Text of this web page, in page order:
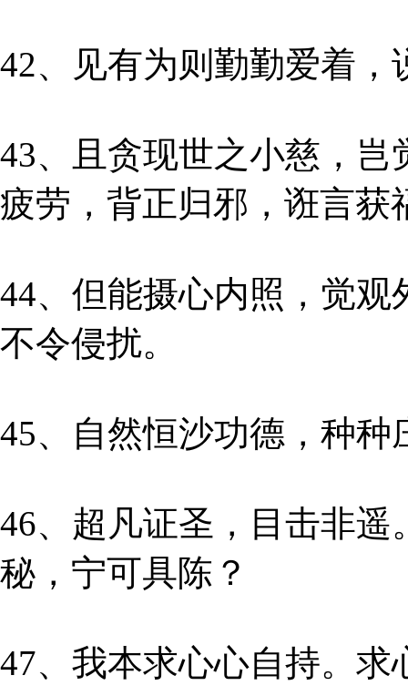
42、见有为则勤勤爱着，
43、且贪现世之小慈，
疲劳，背正归邪，诳言获
44、但能摄心内照，觉
不令侵扰。
45、自然恒沙功德，种
46、超凡证圣，目击非
秘，宁可具陈？
47、我本求心心自持。求